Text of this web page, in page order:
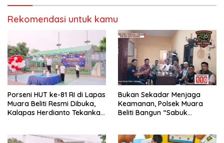
Rekomendasi untuk kamu
Porseni HUT ke-81 RI di Lapas
Muara Beliti Resmi Dibuka,
Kalapas Herdianto Tekankan
Bukan Sekadar Menjaga
Keamanan, Polsek Muara
Beliti Bangun “Sabuk